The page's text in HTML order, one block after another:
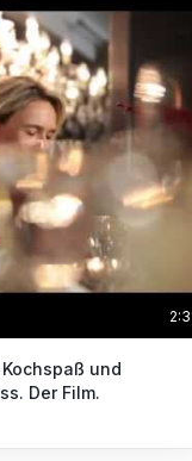
und
Der Film.